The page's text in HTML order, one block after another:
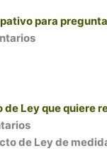
para
Ley que quiere
de Ley de